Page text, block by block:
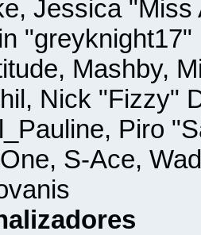
Jessica
Mashby,
Nick "Fizzy"
Piro
S-Ace,